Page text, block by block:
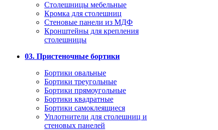
Столешницы мебельные
Кромка для столешниц
Стеновые панели из МДФ
Кронштейны для крепления
столешницы
03. Пристеночные бортики
Бортики овальные
Бортики треугольные
Бортики прямоугольные
Бортики квадратные
Бортики самоклеящиеся
Уплотнители для столешниц и
стеновых панелей